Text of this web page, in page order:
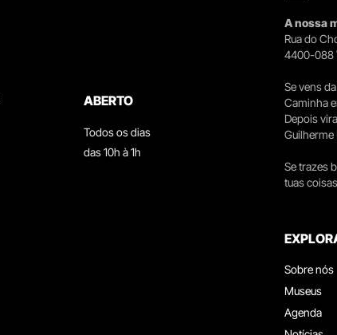
ABERTO
Todos os dias
das 10h à 1h
A nossa
Rua do
4400-088
Se vens
Caminha
Depois
Guilherme
Se trazes
tuas
Sobre nós
Museus
Agenda